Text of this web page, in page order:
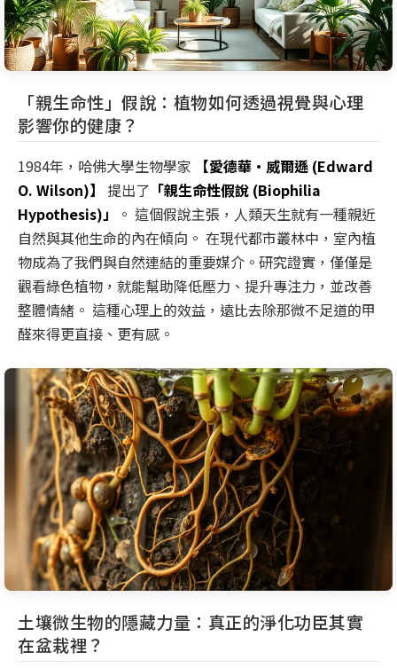
「親生命性」假說：植物如何透過視覺與心理
影響你的健康？
1984年，哈佛大學生物學家
【愛德華·威爾遜 (Edward
O. Wilson)】
提出了 「親生命性假說 (Biophilia
Hypothesis)」
。 這個假說主張，人類天生就有一種親近
自然與其他生命的內在傾向。 在現代都市叢林中，室內植
物成為了我們與自然連結的重要媒介。研究證實，僅僅是
觀看綠色植物，就能幫助降低壓力、提升專注力，並改善
整體情緒。 這種心理上的效益，遠比去除那微不足道的甲
醛來得更直接、更有感。
土壤微生物的隱藏力量：真正的淨化功臣其實
在盆栽裡？